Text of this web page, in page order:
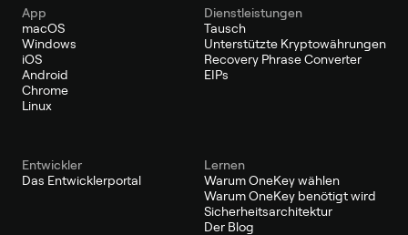
App
macOS
Windows
iOS
Android
Chrome
Linux
Dienstleistungen
Tausch
Unterstützte Kryptowährungen
Recovery Phrase Converter
EIPs
Entwickler
Das Entwicklerportal
Lernen
Warum OneKey wählen
Warum OneKey benötigt wird
Sicherheitsarchitektur
Der Blog